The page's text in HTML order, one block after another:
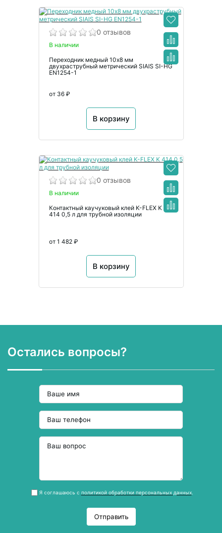
0 отзывов
В наличии
Переходник медный 10х8 мм
двухраструбный метрический SIAIS SI-HG
EN1254-1
от 36 ₽
В корзину
0 отзывов
В наличии
Контактный каучуковый клей K-FLEX K
414 0,5 л для трубной изоляции
от 1 482 ₽
В корзину
Остались вопросы?
Я соглашаюсь с политикой обработки персональных данных.
Отправить